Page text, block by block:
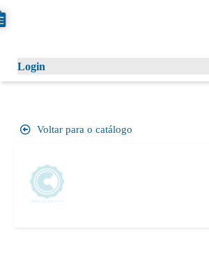
Login
Voltar para o catálogo